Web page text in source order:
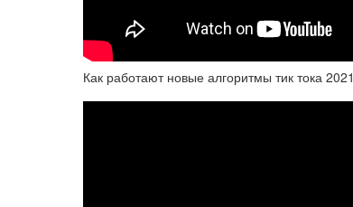
Как работают новые алгоритмы тик тока 2021